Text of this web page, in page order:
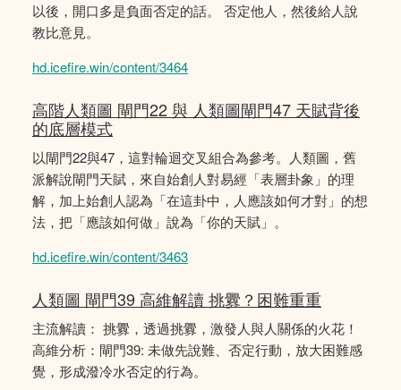
以後，開口多是負面否定的話。 否定他人，然後給人說
教比意見。
hd.icefire.win/content/3464
高階人類圖 閘門22 與 人類圖閘門47 天賦背後
的底層模式
以閘門22與47，這對輪迴交叉組合為參考。人類圖，舊
派解說閘門天賦，來自始創人對易經「表層卦象」的理
解，加上始創人認為「在這卦中，人應該如何才對」的想
法，把「應該如何做」說為「你的天賦」。
hd.icefire.win/content/3463
人類圖 閘門39 高維解讀 挑釁？困難重重
主流解讀： 挑釁，透過挑釁，激發人與人關係的火花！
高維分析：閘門39: 未做先說難、否定行動，放大困難感
覺，形成潑冷水否定的行為。